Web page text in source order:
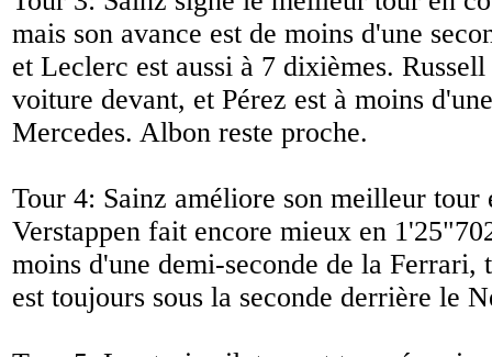
mais son avance est de moins d'une
et Leclerc est aussi à 7 dixièmes.
voiture devant, et Pérez est à moins
Mercedes. Albon reste proche.
Tour 4: Sainz améliore son meilleur tour
Verstappen fait encore mieux en
moins d'une demi-seconde de la Ferrari,
est toujours sous la seconde derrière le